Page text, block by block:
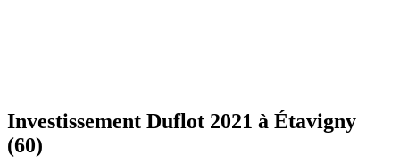
Investissement Duflot 2021 à Étavigny
(60)